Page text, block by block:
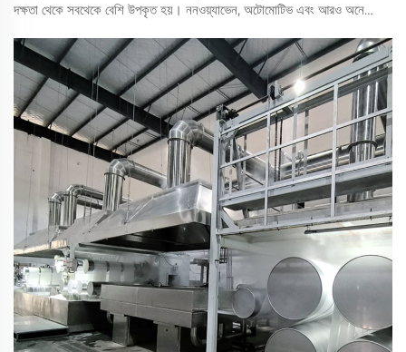
দক্ষতা থেকে সবথেকে বেশি উপকৃত হয়। ননওয়্যাভেন, অটোমোটিভ এবং আরও অনেক